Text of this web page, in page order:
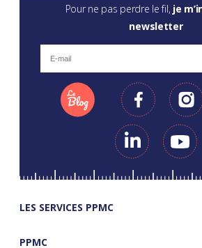
Pour ne pas perdre le fil, je
newsletter
LES SERVICES PPMC
PPMC